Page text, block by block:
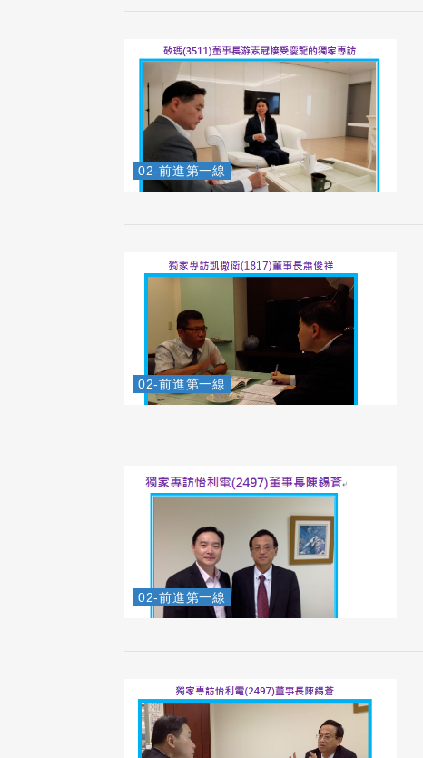
02-前進第一線
02-前進第一線
02-前進第一線